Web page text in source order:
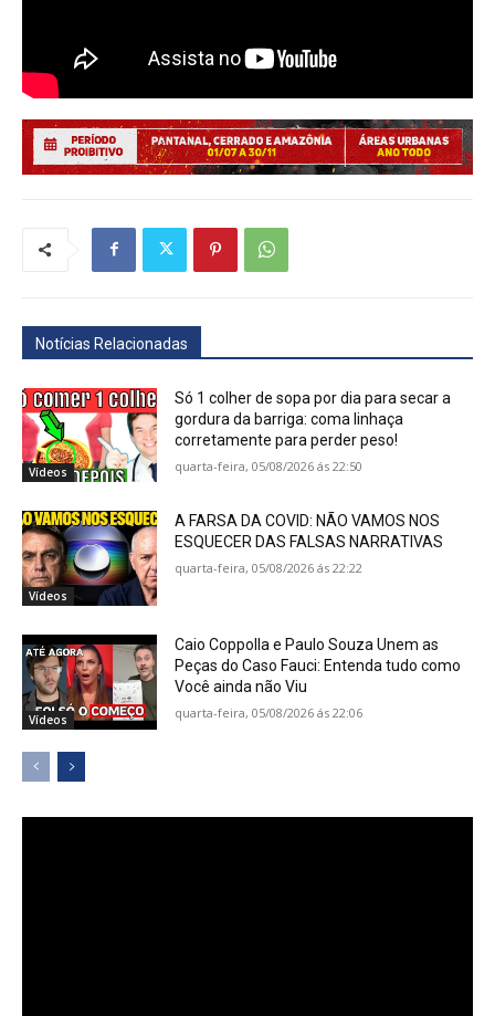
Notícias Relacionadas
Vídeos
Só 1 colher de sopa por dia para secar a
gordura da barriga: coma linhaça
corretamente para perder peso!
quarta-feira, 05/08/2026 ás 22:50
Vídeos
A FARSA DA COVID: NÃO VAMOS NOS
ESQUECER DAS FALSAS NARRATIVAS
quarta-feira, 05/08/2026 ás 22:22
Vídeos
Caio Coppolla e Paulo Souza Unem as
Peças do Caso Fauci: Entenda tudo como
Você ainda não Viu
quarta-feira, 05/08/2026 ás 22:06